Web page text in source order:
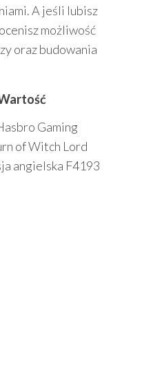
A jeśli lubisz
możliwość
oraz budowania
Gaming
of Witch Lord
angielska F4193